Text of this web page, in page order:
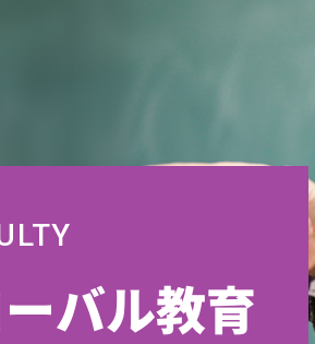
バル教育